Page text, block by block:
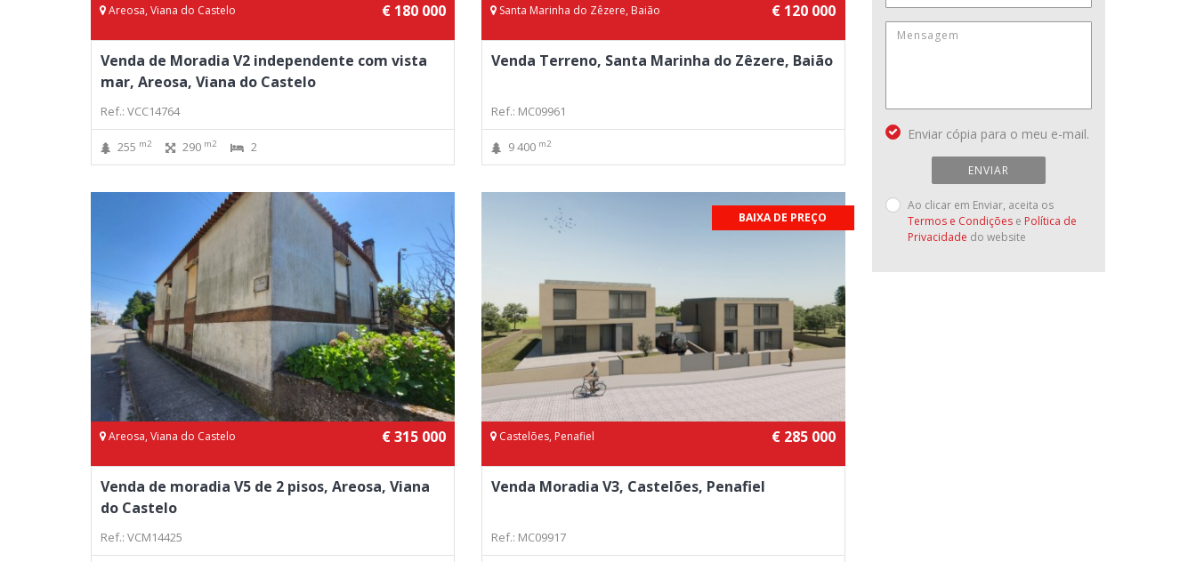
Areosa, Viana do Castelo € 180 000
Venda de Moradia V2 independente com vista
mar, Areosa, Viana do Castelo
Ref.: VCC14764
255 m2 290 m2 2
Santa Marinha do Zêzere, Baião € 120 000
Venda Terreno, Santa Marinha do Zêzere, Baião
Ref.: MC09961
9 400 m2
Areosa, Viana do Castelo € 315 000
Venda de moradia V5 de 2 pisos, Areosa, Viana
do Castelo
Ref.: VCM14425
BAIXA DE PREÇO
Castelões, Penafiel € 285 000
Venda Moradia V3, Castelões, Penafiel
Ref.: MC09917
Enviar cópia para o meu e-mail.
ENVIAR
Ao clicar em Enviar, aceita os
Termos e Condiçõese Política de
Privacidade do website